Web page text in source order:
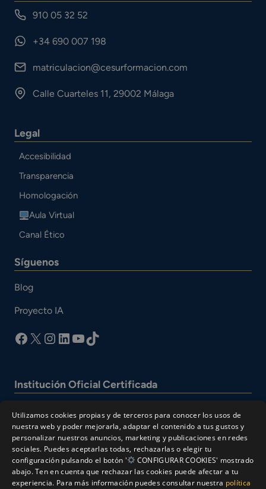
910 05 32 52
+34 690 007 198
matriculacion@cesurformacion.com
Calle Cuarteles 11, 29002 Málaga
Legal
Accesibilidad
Transparencia
Homologación
Aula Virtual
Canal Ético
Síguenos
Blog
Proyecto IA
facebook
X Instagram
LinkedIn
YouTube
TikTok
Institución Oficial Certificada
Utilizamos cookies propias y de terceros para conocer los usos de
nuestra web y poder mejorarla, adaptar el contenido a tus gustos y
personalizar nuestros anuncios, marketing y publicaciones en redes
sociales. Puedes aceptarlas todas, rechazarlas o elegir tu
configuración pulsando el botón '
CONFIGURAR COOKIES' mostrado
abajo. Ten en cuenta que rechazar las cookies puede afectar a tu
experiencia. Para más información puedes consultar nuestra política